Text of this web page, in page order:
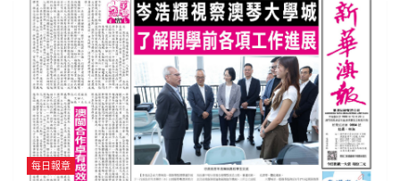
每日報章